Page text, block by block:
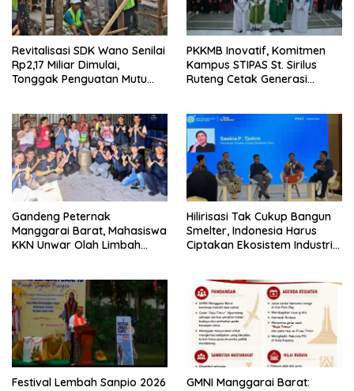
Revitalisasi SDK Wano Senilai
Rp2,17 Miliar Dimulai,
Tonggak Penguatan Mutu
PKKMB Inovatif, Komitmen
Kampus STIPAS St. Sirilus
Ruteng Cetak Generasi
Gandeng Peternak
Manggarai Barat, Mahasiswa
KKN Unwar Olah Limbah
Hilirisasi Tak Cukup Bangun
Smelter, Indonesia Harus
Ciptakan Ekosistem Industri
Festival Lembah Sanpio 2026
GMNI Manggarai Barat: